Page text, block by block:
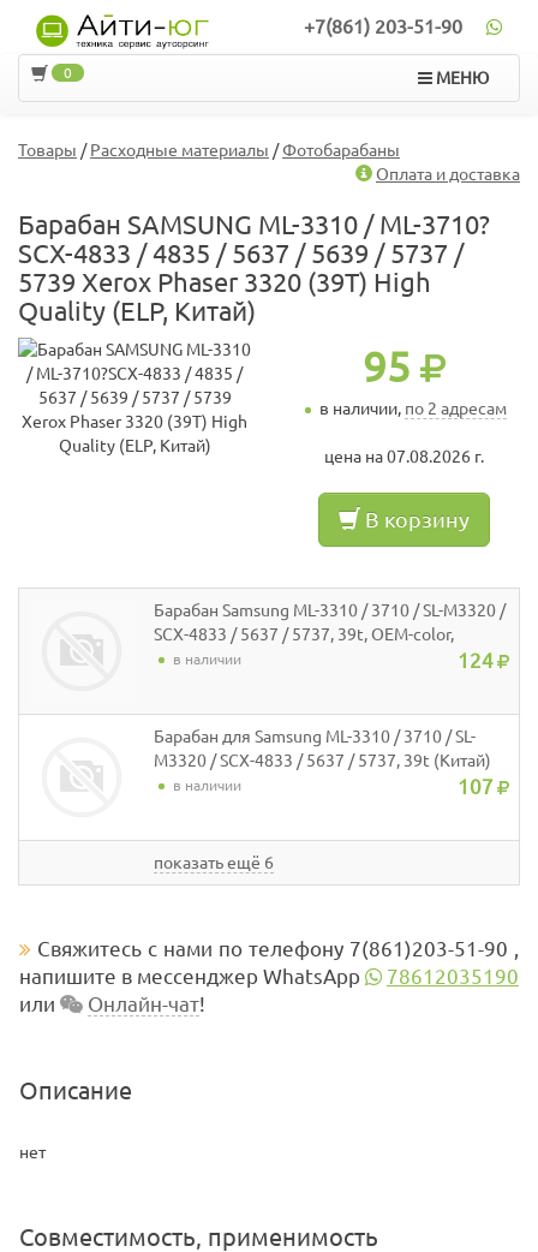
+7(861) 203-51-90
МЕНЮ
0
Товары /Расходные материалы /Фотобарабаны
Оплата и доставка
Барабан SAMSUNG ML-3310 / ML-3710?
SCX-4833 / 4835 / 5637 / 5639 / 5737 /
5739 Xerox Phaser 3320 (39T) High
Quality (ELP, Китай)
95
в наличии, по 2 адресам
цена на 07.08.2026 г.
В корзину
Барабан Samsung ML-3310 / 3710 / SL-M3320 /
SCX-4833 / 5637 / 5737, 39t, OEM-color,
Content
в наличии 124
Барабан для Samsung ML-3310 / 3710 / SL-
M3320 / SCX-4833 / 5637 / 5737, 39t (Китай)
в наличии 107
показать ещё 6
Свяжитесь с нами по телефону 7(861)203-51-90 ,
напишите в мессенджер WhatsApp
78612035190
или
Онлайн-чат!
Описание
нет
Совместимость, применимость